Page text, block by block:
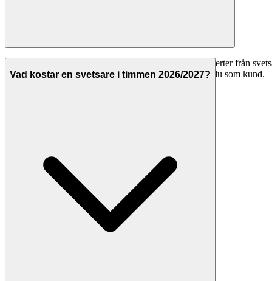
Ja, att använda Svenska Hantverkare för att jämföra offerter från
Hantverkarna betalar för att synas på plattformen, inte du som kund.
Vad kostar en svetsare i timmen 2026/2027?